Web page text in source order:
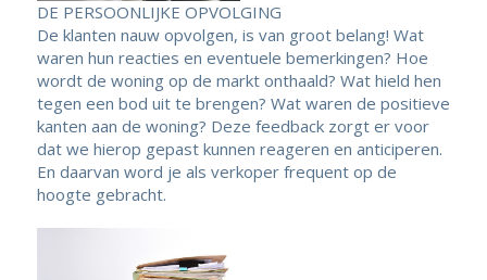
DE PERSOONLIJKE OPVOLGING
De klanten nauw opvolgen, is van groot belang! Wat
waren hun reacties en eventuele bemerkingen? Hoe
wordt de woning op de markt onthaald? Wat hield hen
tegen een bod uit te brengen? Wat waren de positieve
kanten aan de woning? Deze feedback zorgt er voor
dat we hierop gepast kunnen reageren en anticiperen.
En daarvan word je als verkoper frequent op de
hoogte gebracht.